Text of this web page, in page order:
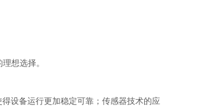
想选择。
设备运行更加稳定可靠；传感器技术的应